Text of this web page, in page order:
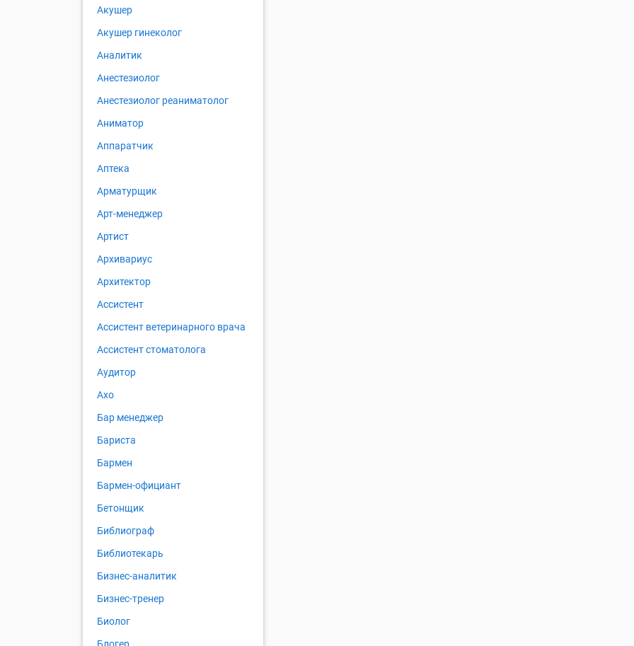
Акушер
Акушер гинеколог
Аналитик
Анестезиолог
Анестезиолог реаниматолог
Аниматор
Аппаратчик
Аптека
Арматурщик
Арт-менеджер
Артист
Архивариус
Архитектор
Ассистент
Ассистент ветеринарного врача
Ассистент стоматолога
Аудитор
Ахо
Бар менеджер
Бариста
Бармен
Бармен-официант
Бетонщик
Библиограф
Библиотекарь
Бизнес-аналитик
Бизнес-тренер
Биолог